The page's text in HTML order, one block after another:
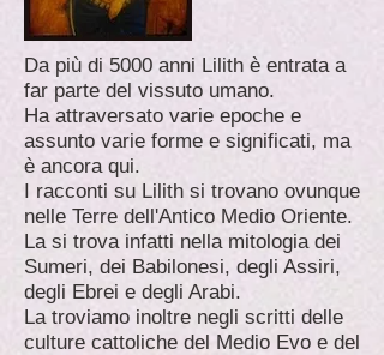
Da più di 5000 anni Lilith è entrata a
far parte del vissuto umano.
Ha attraversato varie epoche e
assunto varie forme e significati, ma
è ancora qui.
I racconti su Lilith si trovano ovunque
nelle Terre dell'Antico Medio Oriente.
La si trova infatti nella mitologia dei
Sumeri, dei Babilonesi, degli Assiri,
degli Ebrei e degli Arabi.
La troviamo inoltre negli scritti delle
culture cattoliche del Medio Evo e del